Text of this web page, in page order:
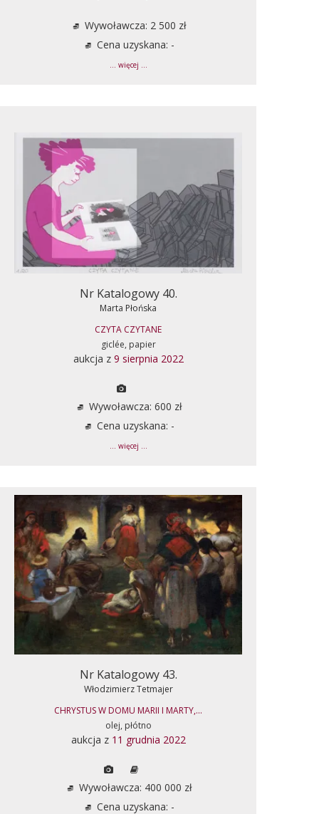
Wywoławcza: 2 500 zł
Cena uzyskana: -
... więcej ...
Nr Katalogowy 40.
Marta Płońska
CZYTA CZYTANE
giclée, papier
aukcja z 9 sierpnia 2022
Wywoławcza: 600 zł
Cena uzyskana: -
... więcej ...
Nr Katalogowy 43.
Włodzimierz Tetmajer
CHRYSTUS W DOMU MARII I MARTY,...
olej, płótno
aukcja z 11 grudnia 2022
Wywoławcza: 400 000 zł
Cena uzyskana: -